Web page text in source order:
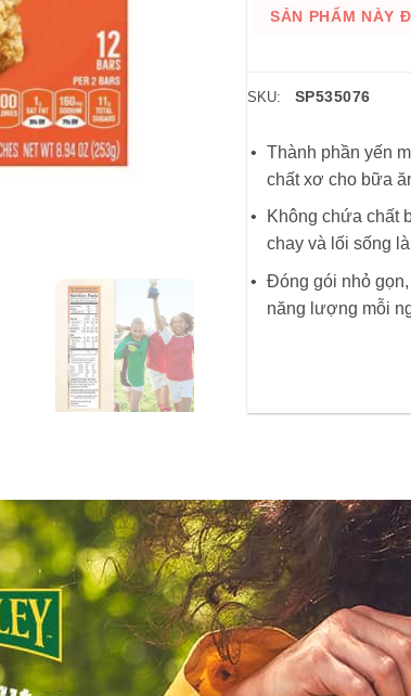
SẢN PHẨM NÀY
SKU: SP535076
Thành phần yến
chất xơ cho bữa
Không chứa chất
chay và lối sống
Đóng gói nhỏ
năng lượng mỗi